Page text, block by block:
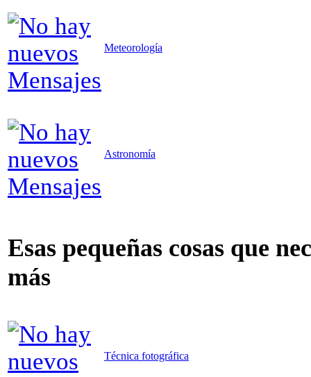
Meteorología
Astronomía
Esas pequeñas cosas que
más
Técnica fotográfica